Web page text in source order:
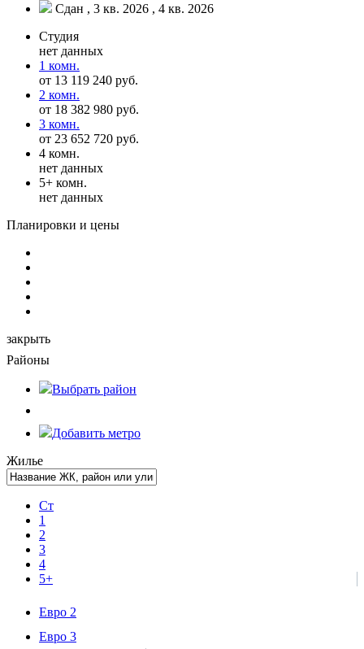
Сдан , 3 кв. 2026 , 4 кв. 2026
Студия
нет данных
1 комн.
от 13 119 240 руб.
2 комн.
от 18 382 980 руб.
3 комн.
от 23 652 720 руб.
4 комн.
нет данных
5+ комн.
нет данных
Планировки и цены
закрыть
Районы
Выбрать район
Добавить метро
Жилье
Ст
1
2
3
4
5+
Евро 2
Евро 3